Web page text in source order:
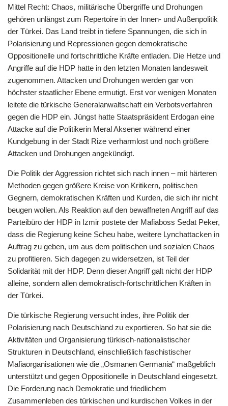
Mittel Recht: Chaos, militärische Übergriffe und Drohungen
gehören unlängst zum Repertoire in der Innen- und Außenpolitik
der Türkei. Das Land treibt in tiefere Spannungen, die sich in
Polarisierung und Repressionen gegen demokratische
Oppositionelle und fortschrittliche Kräfte entladen. Die Hetze und
Angriffe auf die HDP hatte in den letzten Monaten landesweit
zugenommen. Attacken und Drohungen werden gar von
höchster staatlicher Ebene ermutigt. Erst vor wenigen Monaten
leitete die türkische Generalanwaltschaft ein Verbotsverfahren
gegen die HDP ein. Jüngst hatte Staatspräsident Erdogan eine
Attacke auf die Politikerin Meral Aksener während einer
Kundgebung in der Stadt Rize verharmlost und noch größere
Attacken und Drohungen angekündigt.
Die Politik der Aggression richtet sich nach innen – mit härteren
Methoden gegen größere Kreise von Kritikern, politischen
Gegnern, demokratischen Kräften und Kurden, die sich ihr nicht
beugen wollen. Als Reaktion auf den bewaffneten Angriff auf das
Parteibüro der HDP in Izmir postete der Mafiaboss Sedat Peker,
dass die Regierung keine Scheu habe, weitere Lynchattacken in
Auftrag zu geben, um aus dem politischen und sozialen Chaos
zu profitieren. Sich dagegen zu widersetzen, ist Teil der
Solidarität mit der HDP. Denn dieser Angriff galt nicht der HDP
alleine, sondern allen demokratisch-fortschrittlichen Kräften in
der Türkei.
Die türkische Regierung versucht indes, ihre Politik der
Polarisierung nach Deutschland zu exportieren. So hat sie die
Aktivitäten und Organisierung türkisch-nationalistischer
Strukturen in Deutschland, einschließlich faschistischer
Mafiaorganisationen wie die „Osmanen Germania“ maßgeblich
unterstützt und gegen Oppositionelle in Deutschland eingesetzt.
Die Forderung nach Demokratie und friedlichem
Zusammenleben des türkischen und kurdischen Volkes in der